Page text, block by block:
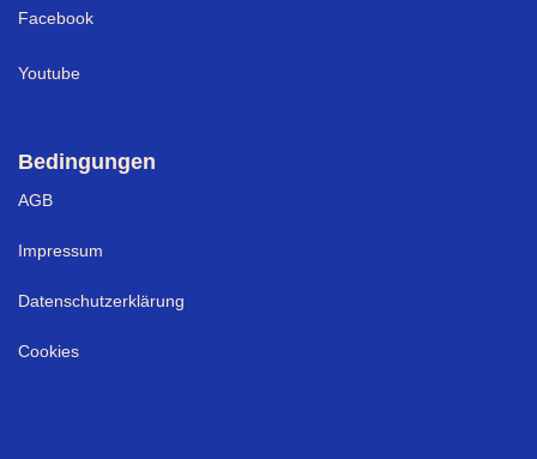
Facebook
Youtube
Bedingungen
AGB
Impressum
Datenschutzerklärung
Cookies